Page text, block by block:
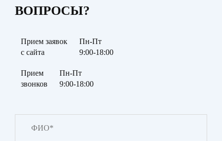
ВОПРОСЫ?
Прием заявок
с сайта
Пн-Пт
9:00-18:00
Прием
звонков
Пн-Пт
9:00-18:00